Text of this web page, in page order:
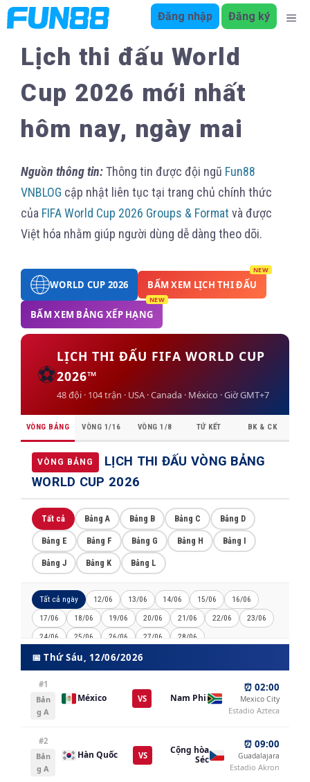
Chuyển
đến
Đăng nhập Đăng ký
Lịch thi đấu World
Cup 2026 mới nhất
hôm nay, ngày mai
Nguồn thông tin:Thông tin được đội ngũ Fun88
VNBLOG cập nhật liên tục tại trang chủ chính thức
của FIFA World Cup 2026 Groups & Format và được
Việt hóa nhằm giúp người dùng dễ dàng theo dõi.
WORLD CUP 2026 BẤM XEM LỊCH THI ĐẤU
NEW
BẤM XEM BẢNG XẾP HẠNG
NEW
⚽
LỊCH THI ĐẤU FIFA WORLD CUP
2026™
48 đội · 104 trận · USA · Canada · México · Giờ GMT+7
VÒNG BẢNG VÒNG 1/16 VÒNG 1/8 TỨ KẾT BK & CK
VÒNG BẢNG
LỊCH THI ĐẤU VÒNG BẢNG
WORLD CUP 2026
Tất cả Bảng A Bảng B Bảng C Bảng D
Bảng E Bảng F Bảng G Bảng H Bảng I
Bảng J Bảng K Bảng L
Tất cả ngày 12/06 13/06 14/06 15/06
16/06
17/06
18/06 19/06 20/06 21/06 22/06
23/06
24/06
25/06 26/06 27/06 28/06
📅 Thứ Sáu, 12/06/2026
#1
Bản
g A
México VS Nam Phi
⏰ 02:00
Mexico City
Estadio Azteca
#2
Bản
g A
Hàn Quốc VS
Cộng hòa
Séc
⏰ 09:00
Guadalajara
Estadio Akron